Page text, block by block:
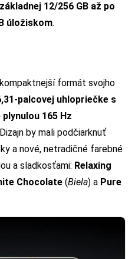
12/256 GB až po
úložiskom.
formát svojho
palcovej uhlopriečke s
165 Hz
by mali podčiarknuť
a nové, netradičné farebné
a sladkosťami: Relaxing
Chocolate (Biela) a Pure